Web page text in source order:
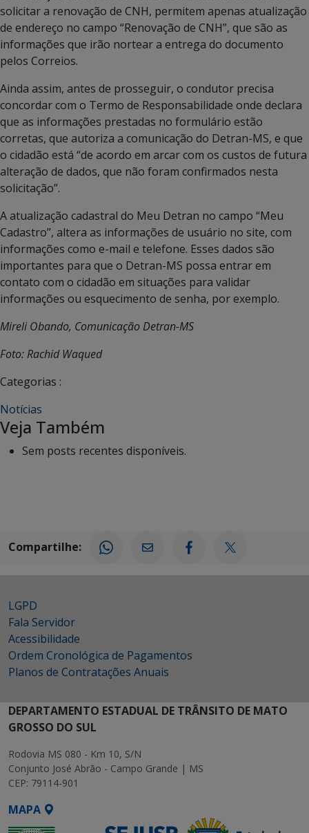
solicitar a renovação de CNH, permitem apenas atualização
de endereço no campo “Renovação de CNH”, que são as
informações que irão nortear a entrega do documento
pelos Correios.
Ainda assim, antes de prosseguir, o condutor precisa
concordar com o Termo de Responsabilidade onde declara
que as informações prestadas no formulário estão
corretas, que autoriza a comunicação do Detran-MS, e que
o cidadão está “de acordo em arcar com os custos de futura
alteração de dados, que não foram confirmados nesta
solicitação”.
A atualização cadastral do Meu Detran no campo “Meu
Cadastro”, altera as informações de usuário no site, com
informações como e-mail e telefone. Esses dados são
importantes para que o Detran-MS possa entrar em
contato com o cidadão em situações para validar
informações ou esquecimento de senha, por exemplo.
Mireli Obando, Comunicação Detran-MS
Foto: Rachid Waqued
Categorias :
Notícias
Veja Também
Sem posts recentes disponíveis.
Compartilhe:
LGPD
Fala Servidor
Acessibilidade
Ordem Cronológica de Pagamentos
Planos de Contratações Anuais
DEPARTAMENTO ESTADUAL DE TRÂNSITO DE MATO
GROSSO DO SUL
Rodovia MS 080 - Km 10, S/N
Conjunto José Abrão - Campo Grande | MS
CEP: 79114-901
MAPA